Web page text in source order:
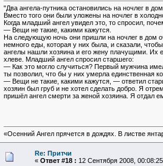
"Два ангела-путника остановились на ночлег в
Вместо того они были уложены на ночлег в
Когда младший ангел увидел это, то спросил,
— Вещи не такие, какими кажутся.
На следующую ночь они пришли на ночлег в дом
немного еды, которая у них была, и сказали,
ангелы нашли хозяина и его жену плачущими. Их
хлеве. Младший ангел спросил старшего:
— Как это могло случиться? Первый мужчина
ты позволил, что бы у них умерла единственная
— Вещи не такие, какими кажутся, — ответил
хозяин был груб и не хотел сделать добро. Я
пришёл ангел смерти за женой хозяина. Я отдал
«Осенний Ангел прячется в дождях. В листве
Re: Притчи
« Ответ #18 : 12 Сентября 2008,